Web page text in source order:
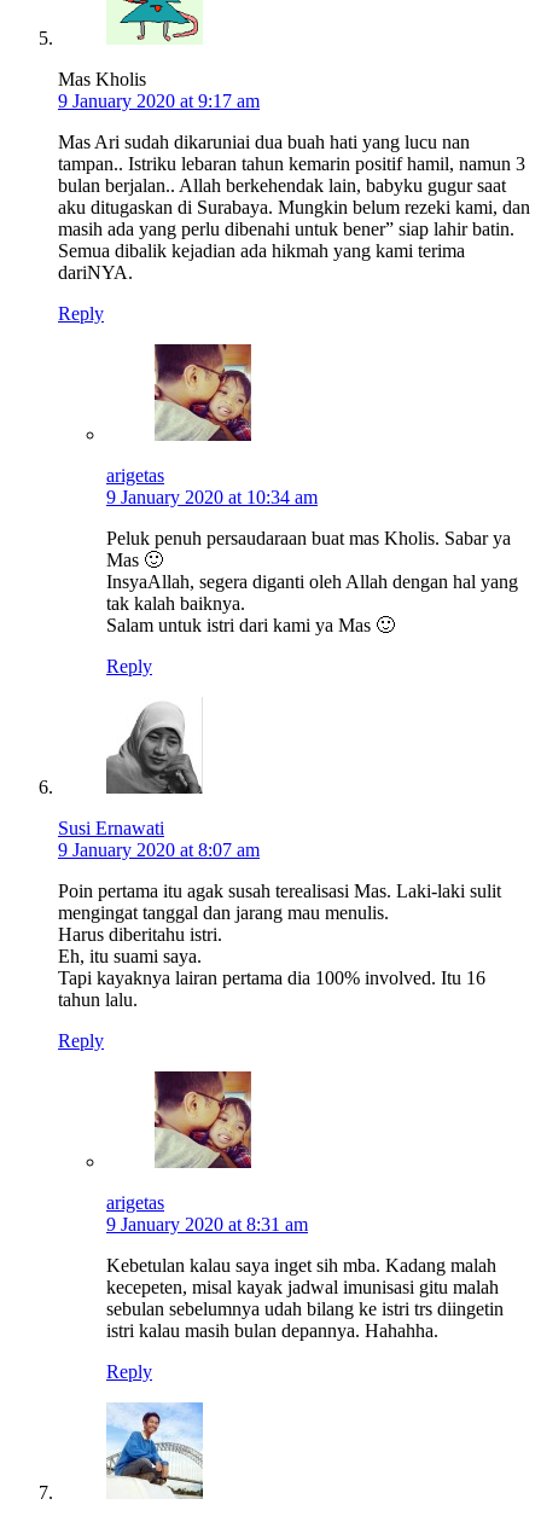
Mas Kholis
9 January 2020 at 9:17 am
Mas Ari sudah dikaruniai dua buah hati yang lucu nan
tampan.. Istriku lebaran tahun kemarin positif hamil, namun 3
bulan berjalan.. Allah berkehendak lain, babyku gugur saat
aku ditugaskan di Surabaya. Mungkin belum rezeki kami, dan
masih ada yang perlu dibenahi untuk bener” siap lahir batin.
Semua dibalik kejadian ada hikmah yang kami terima
dariNYA.
Reply
arigetas
9 January 2020 at 10:34 am
Peluk penuh persaudaraan buat mas Kholis. Sabar ya
Mas 🙂
InsyaAllah, segera diganti oleh Allah dengan hal yang
tak kalah baiknya.
Salam untuk istri dari kami ya Mas 🙂
Reply
Susi Ernawati
9 January 2020 at 8:07 am
Poin pertama itu agak susah terealisasi Mas. Laki-laki sulit
mengingat tanggal dan jarang mau menulis.
Harus diberitahu istri.
Eh, itu suami saya.
Tapi kayaknya lairan pertama dia 100% involved. Itu 16
tahun lalu.
Reply
arigetas
9 January 2020 at 8:31 am
Kebetulan kalau saya inget sih mba. Kadang malah
kecepeten, misal kayak jadwal imunisasi gitu malah
sebulan sebelumnya udah bilang ke istri trs diingetin
istri kalau masih bulan depannya. Hahahha.
Reply